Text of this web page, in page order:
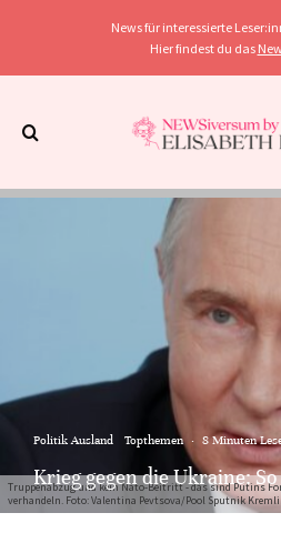
News für interessierte
Hier findest du das
Truppenabzug und kein Nato-Beitritt - das sind Putins
verhandeln. Foto: Valentina Pevtsova/Pool Sputnik
Politik Ausland Topthemen · 8 Minuten
Krieg gegen die Ukraine: